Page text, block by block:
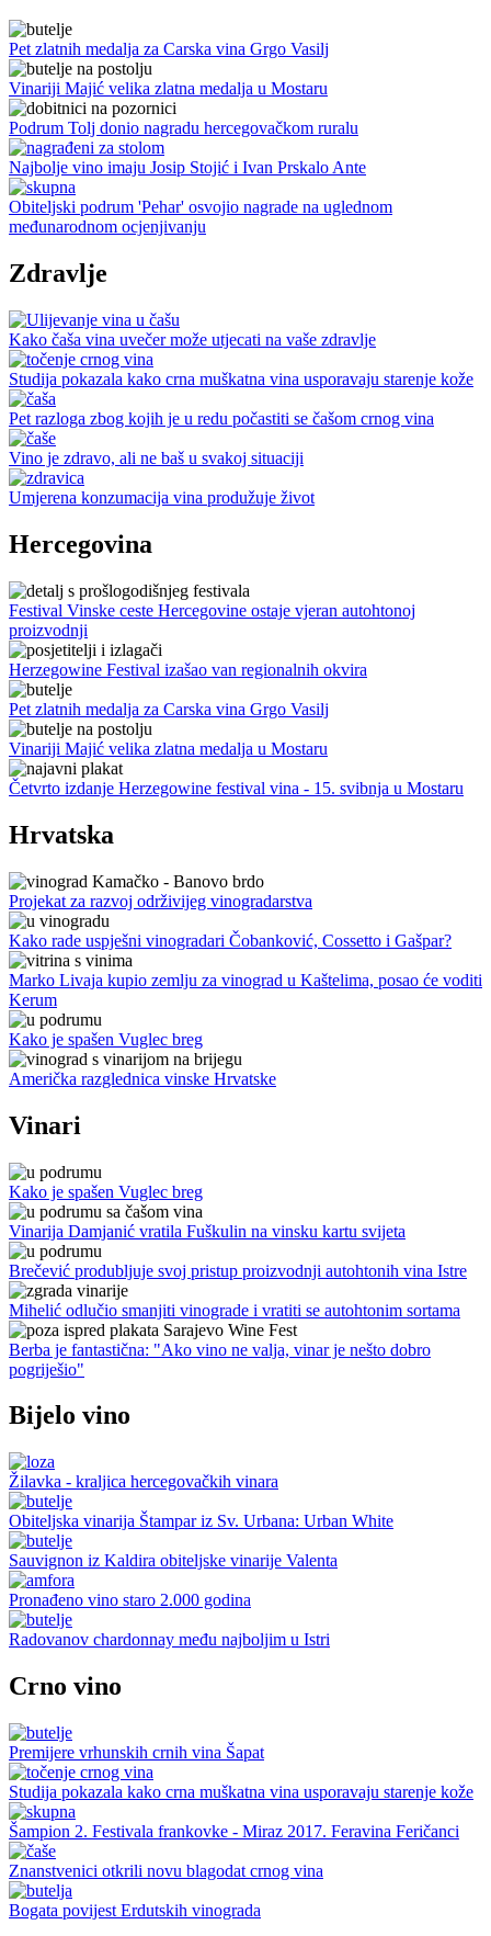
Pet zlatnih medalja za Carska vina Grgo Vasilj
Vinariji Majić velika zlatna medalja u Mostaru
Podrum Tolj donio nagradu hercegovačkom ruralu
Najbolje vino imaju Josip Stojić i Ivan Prskalo Ante
Obiteljski podrum 'Pehar' osvojio nagrade na uglednom
međunarodnom ocjenjivanju
Zdravlje
Kako čaša vina uvečer može utjecati na vaše zdravlje
Studija pokazala kako crna muškatna vina usporavaju starenje kože
Pet razloga zbog kojih je u redu počastiti se čašom crnog vina
Vino je zdravo, ali ne baš u svakoj situaciji
Umjerena konzumacija vina produžuje život
Hercegovina
Festival Vinske ceste Hercegovine ostaje vjeran autohtonoj
proizvodnji
Herzegowine Festival izašao van regionalnih okvira
Pet zlatnih medalja za Carska vina Grgo Vasilj
Vinariji Majić velika zlatna medalja u Mostaru
Četvrto izdanje Herzegowine festival vina - 15. svibnja u Mostaru
Hrvatska
Projekat za razvoj održivijeg vinogradarstva
Kako rade uspješni vinogradari Čobanković, Cossetto i Gašpar?
Marko Livaja kupio zemlju za vinograd u Kaštelima, posao će voditi
Kerum
Kako je spašen Vuglec breg
Američka razglednica vinske Hrvatske
Vinari
Kako je spašen Vuglec breg
Vinarija Damjanić vratila Fuškulin na vinsku kartu svijeta
Brečević produbljuje svoj pristup proizvodnji autohtonih vina Istre
Mihelić odlučio smanjiti vinograde i vratiti se autohtonim sortama
Berba je fantastična: "Ako vino ne valja, vinar je nešto dobro
pogriješio"
Bijelo vino
Žilavka - kraljica hercegovačkih vinara
Obiteljska vinarija Štampar iz Sv. Urbana: Urban White
Sauvignon iz Kaldira obiteljske vinarije Valenta
Pronađeno vino staro 2.000 godina
Radovanov chardonnay među najboljim u Istri
Crno vino
Premijere vrhunskih crnih vina Šapat
Studija pokazala kako crna muškatna vina usporavaju starenje kože
Šampion 2. Festivala frankovke - Miraz 2017. Feravina Feričanci
Znanstvenici otkrili novu blagodat crnog vina
Bogata povijest Erdutskih vinograda